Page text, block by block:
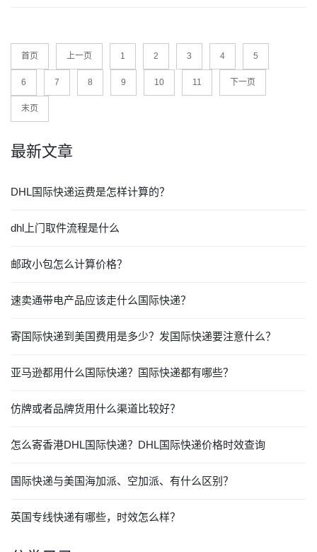
首页 上一页 1 2 3 4 5
6 7 8 9 10 11 下一页
末页
最新文章
DHL国际快递运费是怎样计算的？
dhl上门取件流程是什么
邮政小包怎么计算价格？
速卖通带电产品应该走什么国际快递？
寄国际快递到美国费用是多少？发国际快递要注意什么？
亚马逊都用什么国际快递？国际快递都有哪些？
仿牌或者品牌货用什么渠道比较好？
怎么寄香港DHL国际快递？DHL国际快递价格时效查询
国际快递与美国海加派、空加派、有什么区别？
英国专线快递有哪些，时效怎么样？